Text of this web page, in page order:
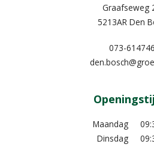
Graafseweg
5213AR Den
073-
Maandag
Dinsdag